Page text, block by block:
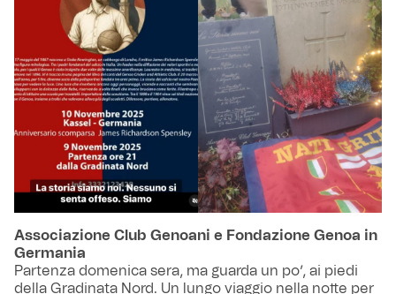
Associazione Club Genoani e Fondazione Genoa in
Germania
Partenza domenica sera, ma guarda un po’, ai piedi
della Gradinata Nord. Un lungo viaggio nella notte per